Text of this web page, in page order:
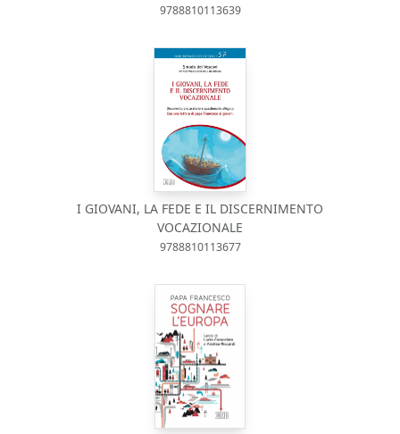
9788810113639
I GIOVANI, LA FEDE E IL DISCERNIMENTO
VOCAZIONALE
9788810113677